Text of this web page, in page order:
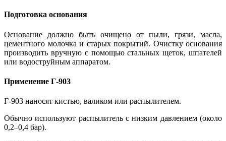
Подготовка основания
Основание должно быть очищено от пыли, грязи, масла,
цементного молочка и старых покрытий. Очистку основания
производить вручную с помощью стальных щеток, шпателей
или водоструйным аппаратом.
Применение Г-903
Г-903 наносят кистью, валиком или распылителем.
Обычно используют распылитель с низким давлением (около
0,2–0,4 бар).